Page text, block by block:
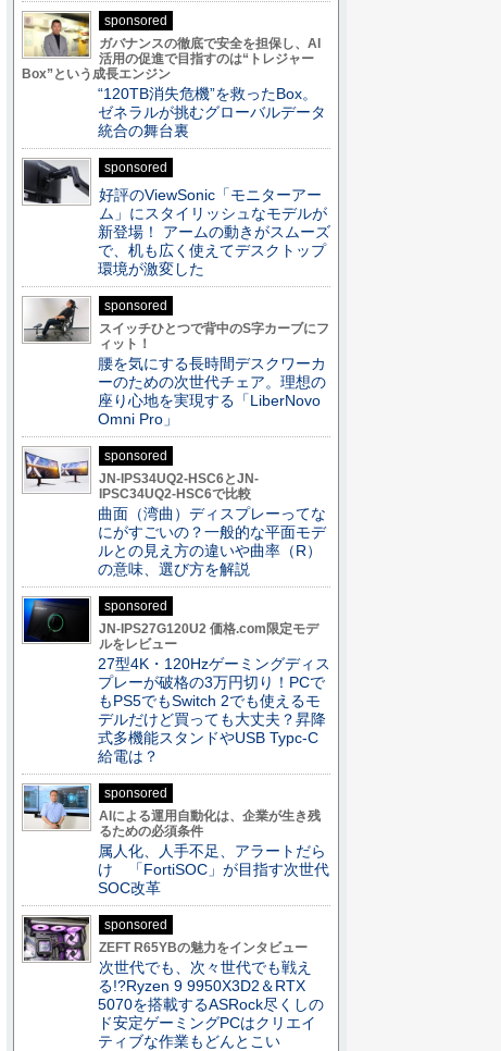
sponsored
ガバナンスの徹底で安全を担保し、AI
活用の促進で目指すのは“トレジャー
Box”という成長エンジン
“120TB消失危機”を救ったBox。
ゼネラルが挑むグローバルデータ
統合の舞台裏
sponsored
好評のViewSonic「モニターアー
ム」にスタイリッシュなモデルが
新登場！ アームの動きがスムーズ
で、机も広く使えてデスクトップ
環境が激変した
sponsored
スイッチひとつで背中のS字カーブにフ
ィット！
腰を気にする長時間デスクワーカ
ーのための次世代チェア。理想の
座り心地を実現する「LiberNovo
Omni Pro」
sponsored
JN-IPS34UQ2-HSC6とJN-
IPSC34UQ2-HSC6で比較
曲面（湾曲）ディスプレーってな
にがすごいの？一般的な平面モデ
ルとの見え方の違いや曲率（R）
の意味、選び方を解説
sponsored
JN-IPS27G120U2 価格.com限定モデ
ルをレビュー
27型4K・120Hzゲーミングディス
プレーが破格の3万円切り！PCで
もPS5でもSwitch 2でも使えるモ
デルだけど買っても大丈夫？昇降
式多機能スタンドやUSB Typc-C
給電は？
sponsored
AIによる運用自動化は、企業が生き残
るための必須条件
属人化、人手不足、アラートだら
け 「FortiSOC」が目指す次世代
SOC改革
sponsored
ZEFT R65YBの魅力をインタビュー
次世代でも、次々世代でも戦え
る!?Ryzen 9 9950X3D2＆RTX
5070を搭載するASRock尽くしの
ド安定ゲーミングPCはクリエイ
ティブな作業もどんとこい